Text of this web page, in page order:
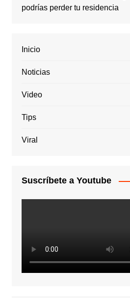
podrías perder tu residencia
Inicio
Noticias
Video
Tips
Viral
Suscríbete a Youtube